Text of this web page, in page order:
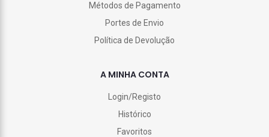
Métodos de Pagamento
Portes de Envio
Política de Devolução
A MINHA CONTA
Login/Registo
Histórico
Favoritos